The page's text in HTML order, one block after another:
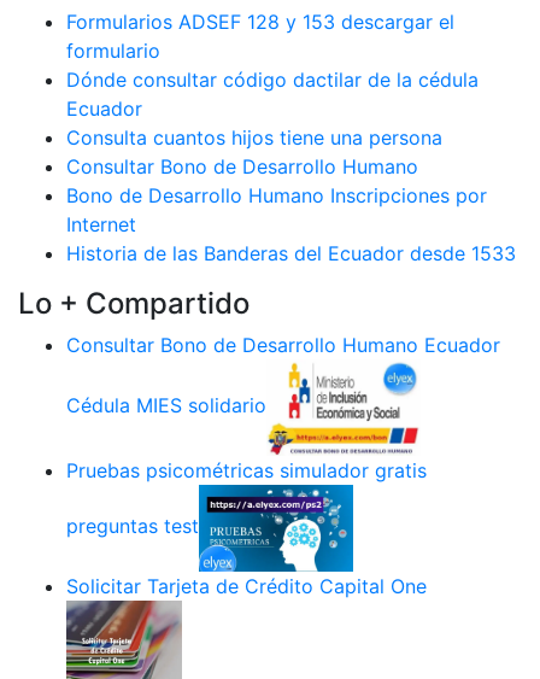
Formularios ADSEF 128 y 153 descargar el
formulario
Dónde consultar código dactilar de la cédula
Ecuador
Consulta cuantos hijos tiene una persona
Consultar Bono de Desarrollo Humano
Bono de Desarrollo Humano Inscripciones por
Internet
Historia de las Banderas del Ecuador desde 1533
Lo + Compartido
Consultar Bono de Desarrollo Humano Ecuador
Cédula MIES solidario
Pruebas psicométricas simulador gratis
preguntas test
Solicitar Tarjeta de Crédito Capital One